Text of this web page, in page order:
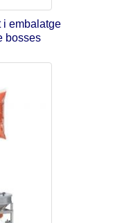
i embalatge
bosses